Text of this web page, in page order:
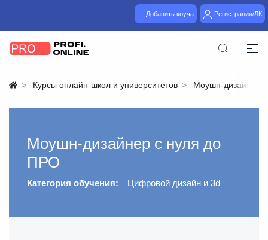
Добавить коуча Регистрация/ЛК
Курсы онлайн-школ и университетов Моушн-дизайнер
Моушн-дизайнер с нуля до
ПРО
Категория обучения: Цифровой дизайн и 3d